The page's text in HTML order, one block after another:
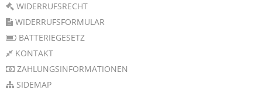
WIDERRUFSRECHT
WIDERRUFSFORMULAR
BATTERIEGESETZ
KONTAKT
ZAHLUNGSINFORMATIONEN
SIDEMAP